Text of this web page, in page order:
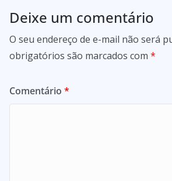
Deixe um comentário
O seu endereço de e-mail não será
obrigatórios são marcados com *
Comentário *